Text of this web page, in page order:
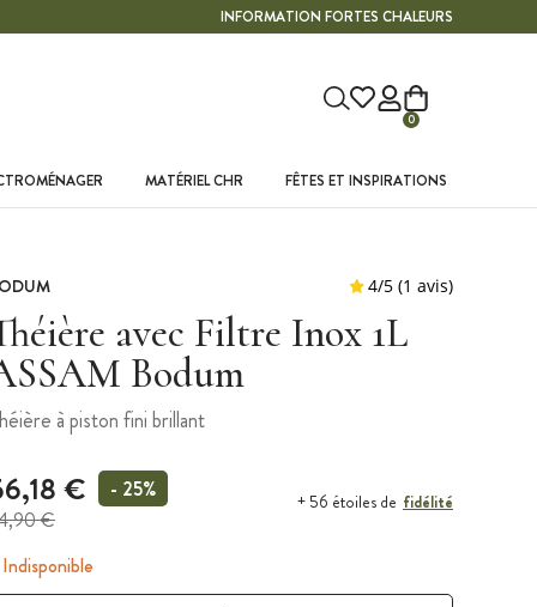
INFORMATION FORTES CHALEURS
0
MATÉRIEL CHR FÊTES ET INSPIRATIONS
avec Filtre Inox 1L
Bodum
à piston fini brillant
€
€
- 25% + 56 étoiles de fidélité
Indisponible